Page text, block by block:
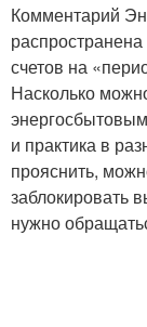
Комментарий
счетов на
Насколько
и практика в
прояснить,
заблокировать
нужно